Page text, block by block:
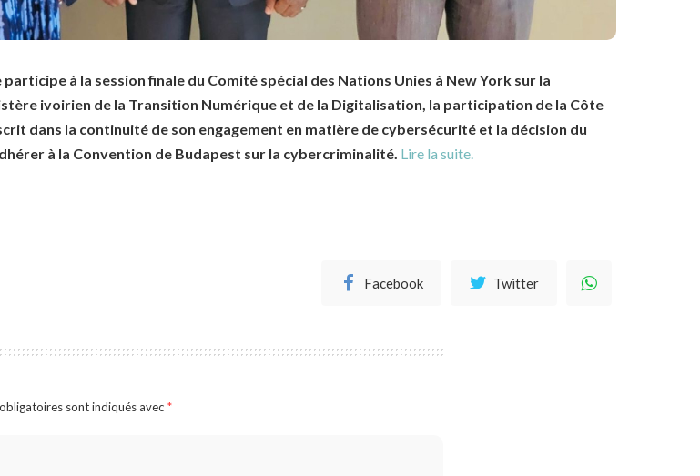
à la session finale du Comité spécial des Nations Unies à New York sur la
ivoirien de la Transition Numérique et de la Digitalisation, la participation de la Côte
dans la continuité de son engagement en matière de cybersécurité et la décision du
à la Convention de Budapest sur la cybercriminalité. Lire la suite.
Facebook Twitter
sont indiqués avec *